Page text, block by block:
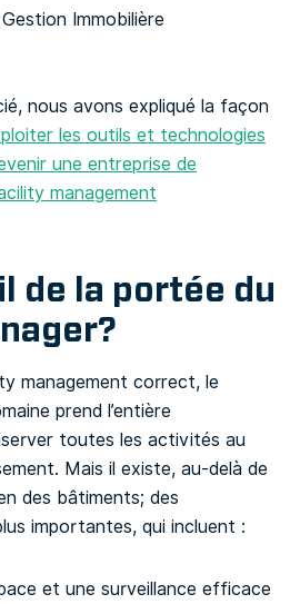
Immobilière
nous avons expliqué la façon
les outils et technologies
une entreprise de
management
de la portée du
management correct, le
prend l’entière
toutes les activités au
Mais il existe, au-delà de
des bâtiments; des
importantes, qui incluent :
et une surveillance efficace